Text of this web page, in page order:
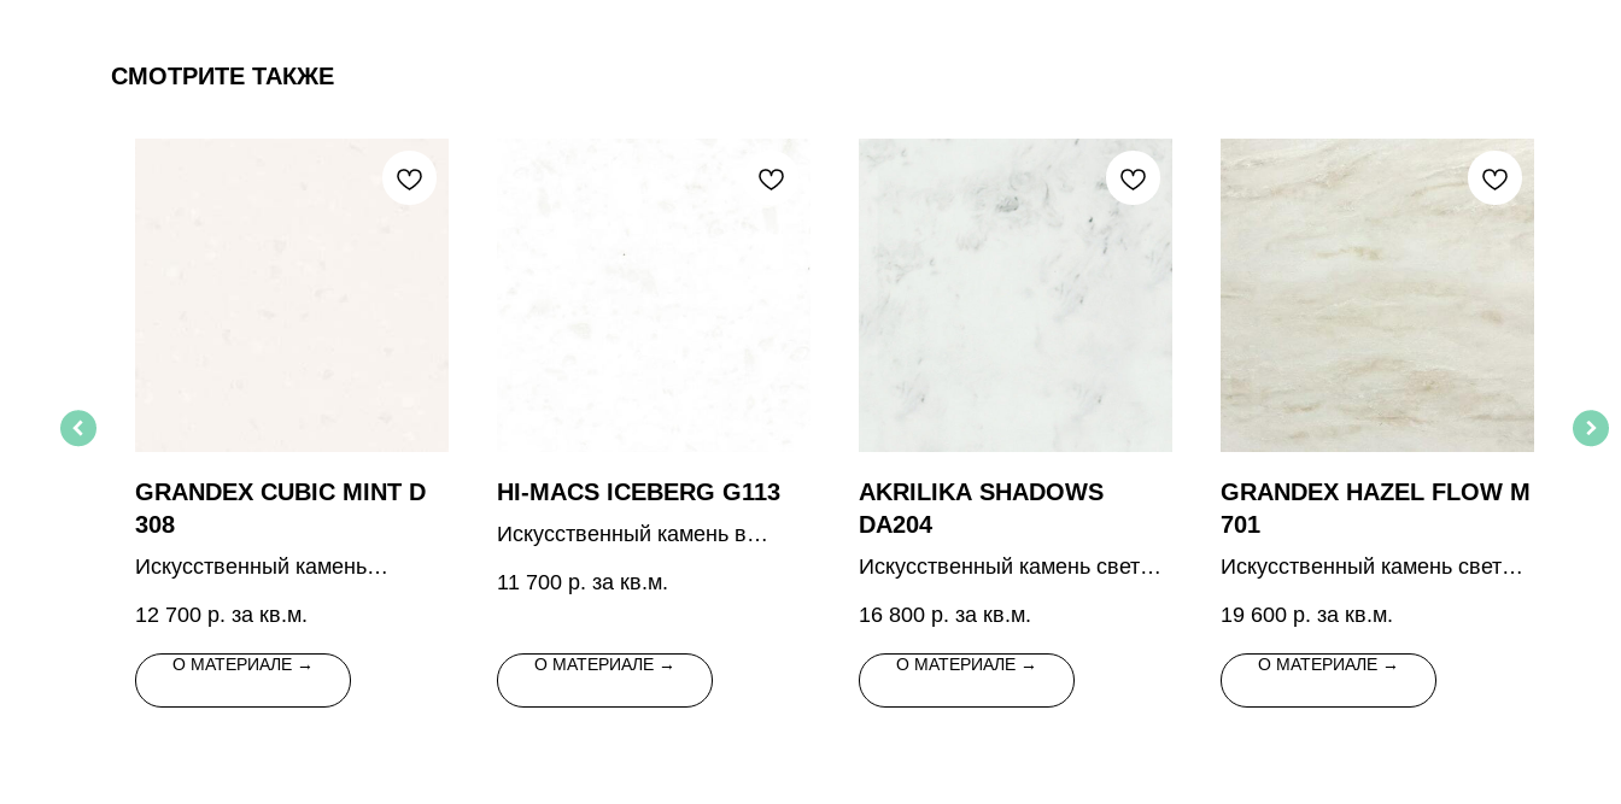
СМОТРИТЕ ТАКЖЕ
GRANDEX CUBIC MINT D
308
Искусственный камень
вкраплениями
12 700 р. за кв.м.
О МАТЕРИАЛЕ →
HI-MACS ICEBERG G113
Искусственный камень в
серебристо-серыми
11 700 р. за кв.м.
О МАТЕРИАЛЕ →
AKRILIKA SHADOWS
DA204
Искусственный камень светло-
текстурой
16 800 р. за кв.м.
О МАТЕРИАЛЕ →
GRANDEX HAZEL FLOW M
701
Искусственный камень cветло-
разводами и пятнами того же
тона и белыми прожилками
19 600 р. за кв.м.
О МАТЕРИАЛЕ →